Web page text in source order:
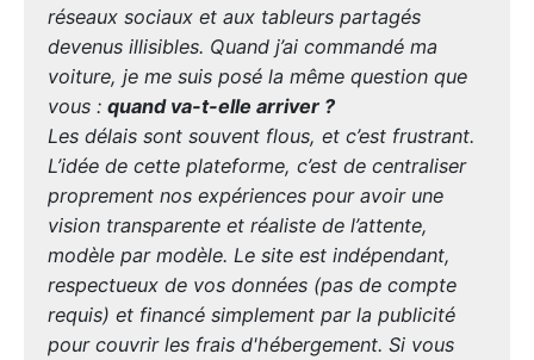
réseaux sociaux et aux tableurs partagés
devenus illisibles. Quand j’ai commandé ma
voiture, je me suis posé la même question que
vous : quand va-t-elle arriver ?
Les délais sont souvent flous, et c’est frustrant.
L’idée de cette plateforme, c’est de centraliser
proprement nos expériences pour avoir une
vision transparente et réaliste de l’attente,
modèle par modèle. Le site est indépendant,
respectueux de vos données (pas de compte
requis) et financé simplement par la publicité
pour couvrir les frais d'hébergement. Si vous